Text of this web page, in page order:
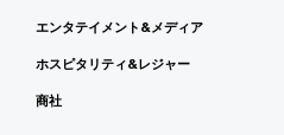
エンタテイメント&メディア
ホスピタリティ&レジャー
商社